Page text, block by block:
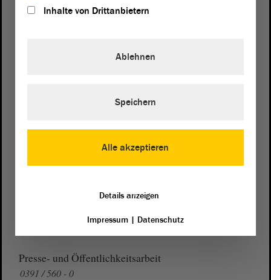
Wegbeschreibung
0391 / 560 - 1123
Presse- und Öffentlichkeitsarbeit
0391 / 560 - 0
Inhalte von Drittanbietern
Alle akzeptieren
Ablehnen
Speichern
Details anzeigen
Impressum| Datenschutz